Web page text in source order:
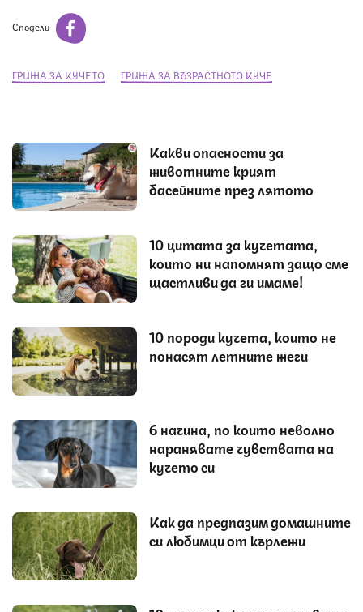
Сподели
ГРИЖА ЗА КУЧЕТО ГРИЖА ЗА ВЪЗРАСТНОТО КУЧЕ
Какви опасности за
животните крият
басейните през лятото
10 цитата за кучетата,
които ни напомнят защо сме
щастливи да ги имаме!
10 породи кучета, които не
понасят летните жеги
6 начина, по които неволно
наранявате чувствата на
кучето си
Как да предпазим домашните
си любимци от кърлежи